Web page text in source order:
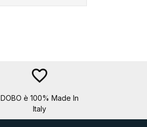
favorite_border
DOBO è 100% Made In
Italy